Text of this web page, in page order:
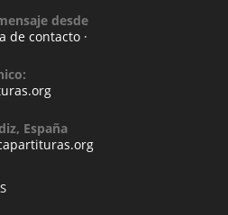
desde
de contacto ·
España